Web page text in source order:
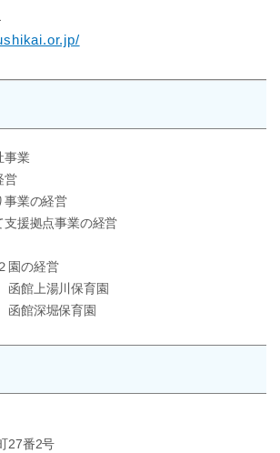
事業
業の経営
援拠点事業の経営
の経営
館上湯川保育園
館深堀保育園
27番2号